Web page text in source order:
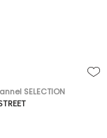
SELECTION